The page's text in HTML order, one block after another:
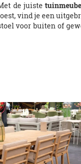
de juiste
vind je een
voor buiten of